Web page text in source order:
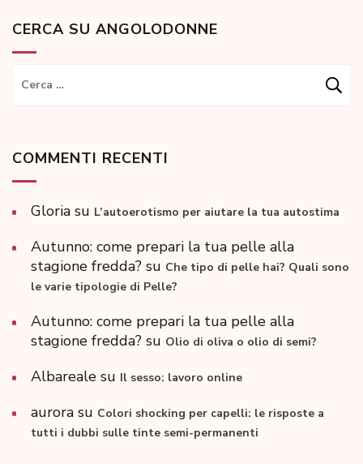
CERCA SU ANGOLODONNE
Ricerca
COMMENTI RECENTI
Gloria su L’autoerotismo per aiutare la tua autostima
Autunno: come prepari la tua pelle alla
stagione fredda? su Che tipo di pelle hai? Quali sono
le varie tipologie di Pelle?
Autunno: come prepari la tua pelle alla
stagione fredda? su Olio di oliva o olio di semi?
Albareale su Il sesso: lavoro online
aurora su Colori shocking per capelli: le risposte a
tutti i dubbi sulle tinte semi-permanenti